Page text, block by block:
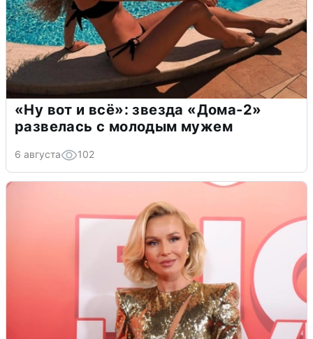
«Ну вот и всё»: звезда «Дома-2»
развелась с молодым мужем
6 августа 102